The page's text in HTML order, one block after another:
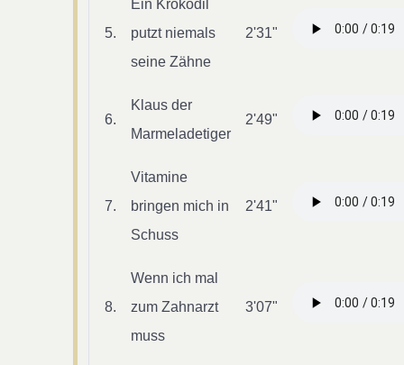
5.
Ein Krokodil
putzt niemals
seine Zähne
2'31"
6.
Klaus der
Marmeladetiger
2'49"
7.
Vitamine
bringen mich in
Schuss
2'41"
8.
Wenn ich mal
zum Zahnarzt
muss
3'07"